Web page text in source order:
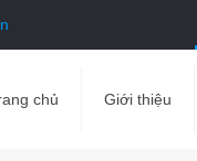
chủ Giới thiệu